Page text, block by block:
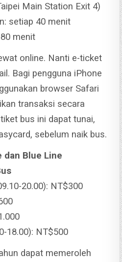
Main Station Exit 4)
setiap 40 menit
menit
online. Nanti e-ticket
Bagi pengguna iPhone
browser Safari
transaksi secara
bus ini dapat tunai,
sebelum naik bus.
dan Blue Line
20.00): NT$300
18.00): NT$500
dapat memeroleh